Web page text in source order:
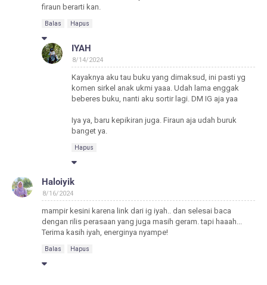
firaun berarti kan.
Balas Hapus
IYAH
8/14/2024
Kayaknya aku tau buku yang dimaksud, ini pasti yg
komen sirkel anak ukmi yaaa. Udah lama enggak
beberes buku, nanti aku sortir lagi. DM IG aja yaa
Iya ya, baru kepikiran juga. Firaun aja udah buruk
banget ya.
Hapus
Haloiyik
8/16/2024
mampir kesini karena link dari ig iyah.. dan selesai baca
dengan rilis perasaan yang juga masih geram. tapi haaah...
Terima kasih iyah, energinya nyampe!
Balas Hapus